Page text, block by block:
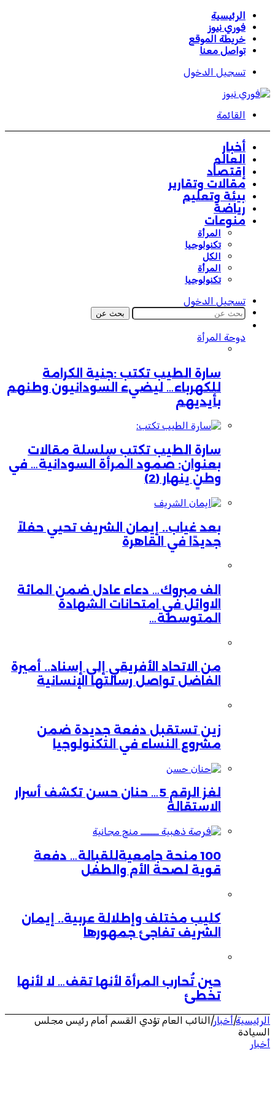
الرئيسية
فوري نيوز
خريطة الموقع
تواصل معنا
تسجيل الدخول
القائمة
أخبار
العالم
إقتصاد
مقالات وتقارير
بيئة وتعليم
رياضة
منوعات
المرأة
تكنولوجيا
الكل
المرأة
تكنولوجيا
تسجيل الدخول
بحث عن
دوحة المرأة
سارة الطيب تكتب :جنية الكرامة
للكهرباء… ليضيء السودانيون وطنهم
بأيديهم
سارة الطيب تكتب سلسلة مقالات
بعنوان: صمود المرأة السودانية… في
وطنٍ ينهار (2)
بعد غياب.. إيمان الشريف تحيي حفلاً
جديدًا في القاهرة
الف مبروك… دعاء عادل ضمن المائة
الاوائل في امتحانات الشهادة
المتوسطة…
من الاتحاد الأفريقي إلى إسناد.. أميرة
الفاضل تواصل رسالتها الإنسانية
زين تستقبل دفعة جديدة ضمن
مشروع النساء في التكنولوجيا
لغز الرقم 5… حنان حسن تكشف أسرار
الاستقالة
100 منحة جامعيةللقبالة… دفعة
قوية لصحة الأم والطفل
كليب مختلف وإطلالة عربية.. إيمان
الشريف تفاجئ جمهورها
حين تُحارب المرأة لأنها تقف… لا لأنها
تخطئ
الرئيسية|أخبار| النائب العام تؤدي القسم أمام رئيس مجلس
السيادة
أخبار